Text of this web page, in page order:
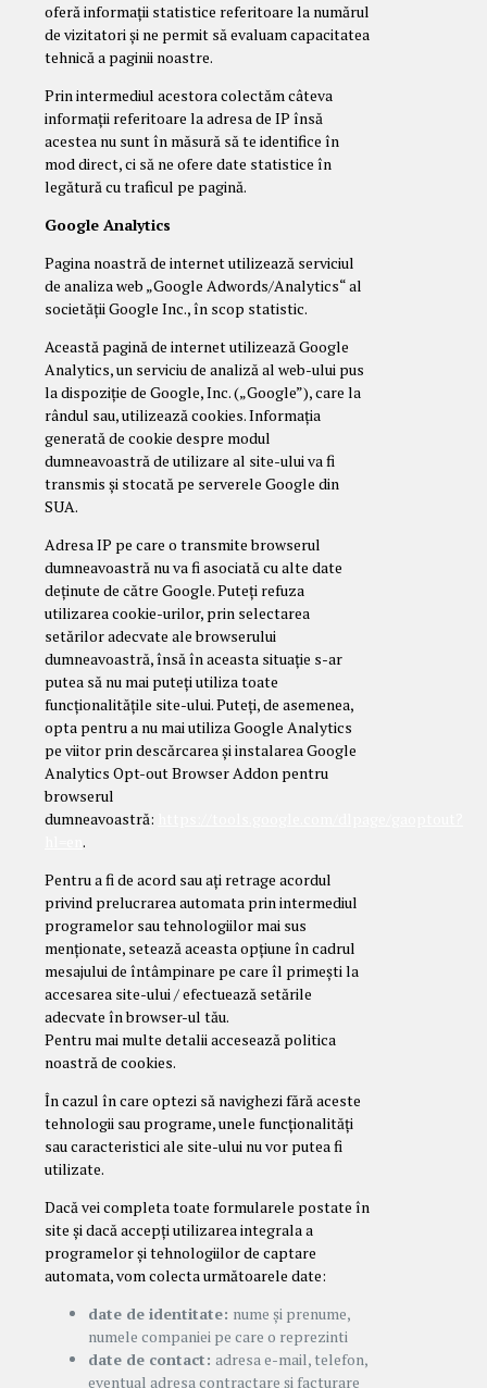
oferă informații statistice referitoare la numărul
de vizitatori și ne permit să evaluam capacitatea
tehnică a paginii noastre.
Prin intermediul acestora colectăm câteva
informații referitoare la adresa de IP însă
acestea nu sunt în măsură să te identifice în
mod direct, ci să ne ofere date statistice în
legătură cu traficul pe pagină.
Google Analytics
Pagina noastră de internet utilizează serviciul
de analiza web „Google Adwords/Analytics“ al
societății Google Inc., în scop statistic.
Această pagină de internet utilizează Google
Analytics, un serviciu de analiză al web-ului pus
la dispoziție de Google, Inc. („Google”), care la
rândul sau, utilizează cookies. Informația
generată de cookie despre modul
dumneavoastră de utilizare al site-ului va fi
transmis și stocată pe serverele Google din
SUA.
Adresa IP pe care o transmite browserul
dumneavoastră nu va fi asociată cu alte date
deținute de către Google. Puteți refuza
utilizarea cookie-urilor, prin selectarea
setărilor adecvate ale browserului
dumneavoastră, însă în aceasta situație s-ar
putea să nu mai puteți utiliza toate
funcționalitățile site-ului. Puteți, de asemenea,
opta pentru a nu mai utiliza Google Analytics
pe viitor prin descărcarea și instalarea Google
Analytics Opt-out Browser Addon pentru
browserul
dumneavoastră:
.
Pentru a fi de acord sau ați retrage acordul
privind prelucrarea automata prin intermediul
programelor sau tehnologiilor mai sus
menționate, setează aceasta opțiune în cadrul
mesajului de întâmpinare pe care îl primești la
accesarea site-ului / efectuează setările
adecvate în browser-ul tău.
Pentru mai multe detalii accesează politica
noastră de cookies.
În cazul în care optezi să navighezi fără aceste
tehnologii sau programe, unele funcționalități
sau caracteristici ale site-ului nu vor putea fi
utilizate.
Dacă vei completa toate formularele postate în
site și dacă accepți utilizarea integrala a
programelor și tehnologiilor de captare
automata, vom colecta următoarele date:
date de identitate: nume și prenume,
numele companiei pe care o reprezinti
date de contact: adresa e-mail, telefon,
eventual adresa contractare și facturare